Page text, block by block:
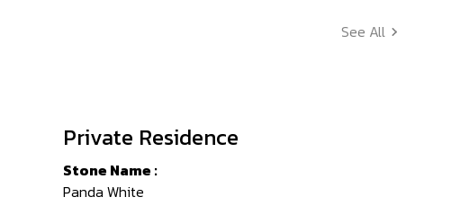
See All
Private Residence
Stone Name :
Panda White